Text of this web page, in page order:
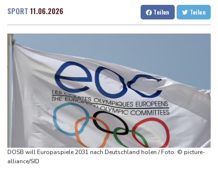
Dresden
Wien
33 °C
Baden-Baden
23 °C
Höhere Trassenpreise: Länder drohen mit Klage
RWE gibt Offshore-Windparkprojekte in den USA auf
Mindestens 38 Soldaten bei Angriffen im Jemen getötet - Huthis
reklamieren Attacke
UEFA hält an FIFA-Boykott fest
Niedrigwasser: Bilger für Aussetzung von Sonn- und
Feiertagsfahrverbot für Lkw
Millionendeal perfekt: Diomande wechselt nach Madrid
SPORT 11.06.2026 Teilen Teilen
DOSB will Europaspiele 2031 nach Deutschland holen / Foto: © picture-
alliance/SID